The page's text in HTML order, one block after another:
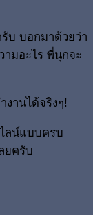
บ บอกมาด้วยว่า
ามอะไร พี่นุกจะ
งานได้จริงๆ!
ลน์แบบครบ
ยครับ